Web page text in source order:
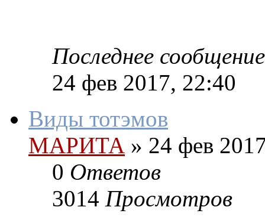
Последнее сообщение
24 фев 2017, 22:40
Виды тотэмов
МАРИТА » 24 фев
0 Ответов
3014 Просмотров